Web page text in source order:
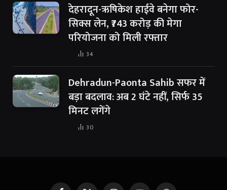
देहरादून-ऋषिकेश हाईवे बनेगा फोर-
सिक्स लेन, ₹743 करोड़ की मेगा
परियोजना को मिली रफ्तार
34
Dehradun-Paonta Sahib सफर में
बड़ा बदलाव: अब 2 घंटे नहीं, सिर्फ 35
मिनट लगेंगे
30